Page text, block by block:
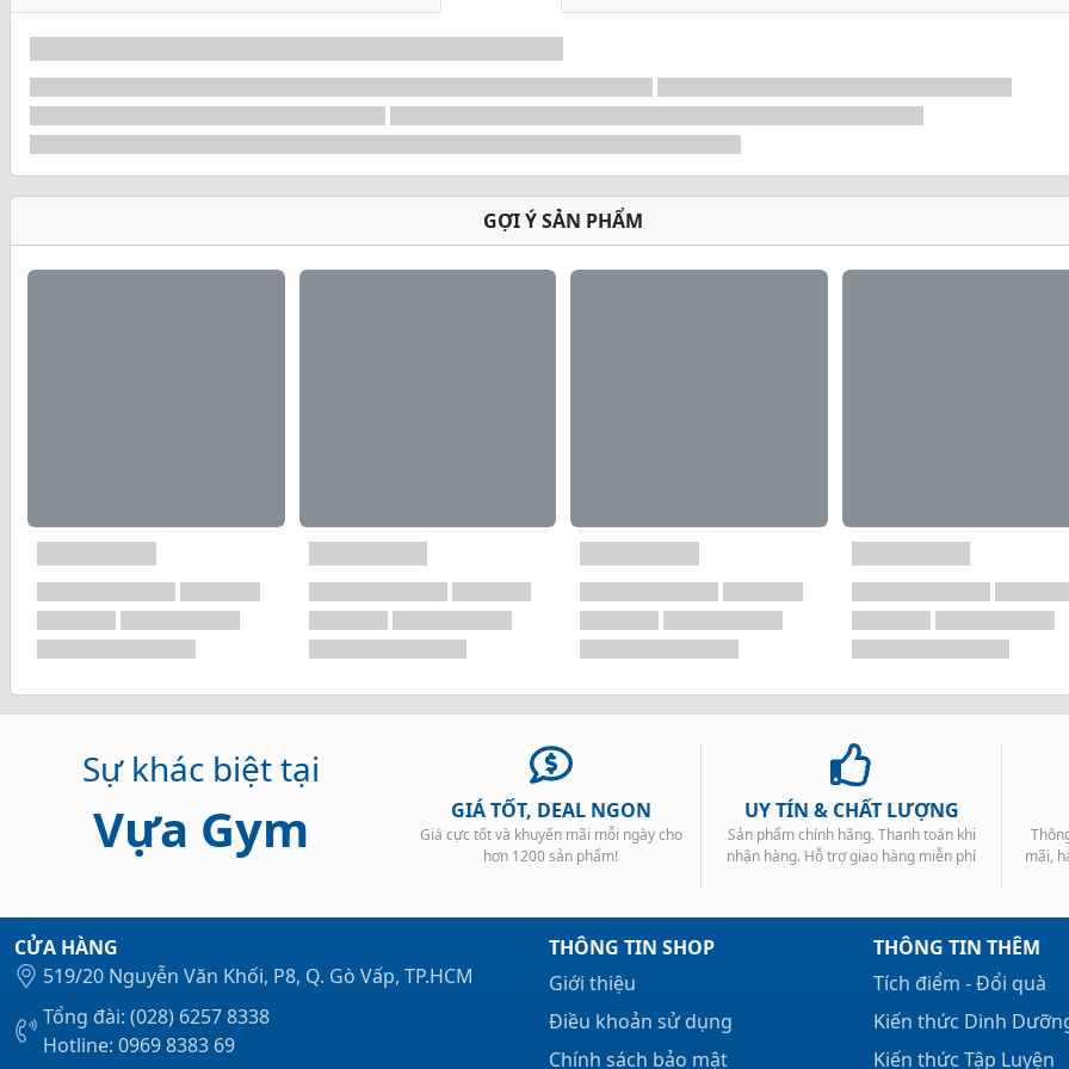
GỢI Ý SẢN PHẨM
Sự khác biệt tại
Vựa Gym GIÁ TỐT, DEAL NGON
Giá cực tốt và khuyến mãi mỗi ngày cho
hơn 1200 sản phẩm!
UY TÍN & CHẤT LƯỢNG
Sản phẩm chính hãng. Thanh toán khi
nhận hàng. Hỗ trợ giao hàng miễn phí
mãi,
CỬA HÀNG
519/20 Nguyễn Văn Khối, P8, Q. Gò Vấp, TP.HCM
Tổng đài: (028) 6257 8338
Hotline: 0969 8383 69
THÔNG TIN SHOP
Giới thiệu
Điều khoản sử dụng
Chính sách bảo mật
THÔNG TIN THÊM
Tích điểm - Đổi quà
Kiến thức Dinh
Kiến thức Tập Luyện